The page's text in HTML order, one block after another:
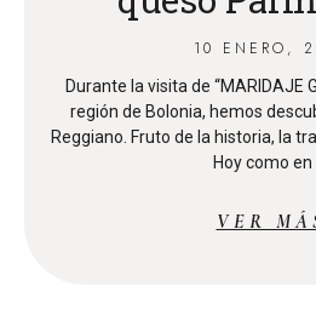
10 ENERO,
Durante la visita de “MARIDAJE
región de Bolonia, hemos
Reggiano. Fruto de la historia, la
Hoy como en
VER